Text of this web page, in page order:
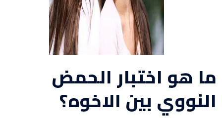
ما هو اختبار الحمض
النووي بين الاخوه؟